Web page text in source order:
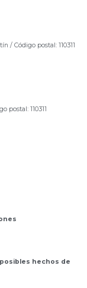
/ Código postal: 110311
postal: 110311
hechos de